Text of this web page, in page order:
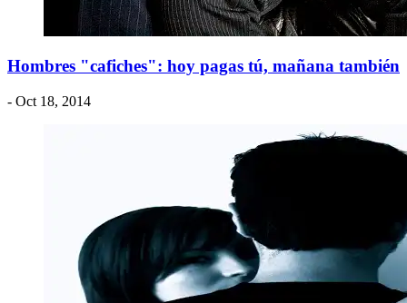
Hombres "cafiches": hoy pagas tú, mañana también
- Oct 18, 2014